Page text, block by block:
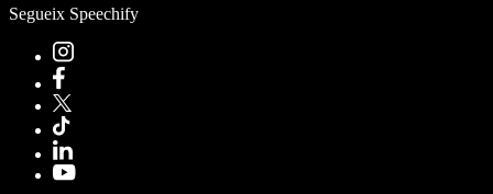
Segueix Speechify